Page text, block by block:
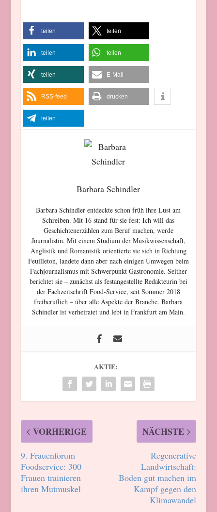
teilen teilen
teilen teilen
teilen E-Mail
RSS-feed drucken
teilen
Barbara Schindler
Barbara Schindler entdeckte schon früh ihre Lust am
Schreiben. Mit 16 stand für sie fest: Ich will das
Geschichtenerzählen zum Beruf machen, werde
Journalistin. Mit einem Studium der Musikwissenschaft,
Anglistik und Romanistik orientierte sie sich in Richtung
Feuilleton, landete dann aber nach einigen Umwegen beim
Fachjournalismus mit Schwerpunkt Gastronomie. Seither
berichtet sie – zunächst als festangestellte Redakteurin bei
der Fachzeitschrift Food-Service, seit Sommer 2018
freiberuflich – über alle Aspekte der Branche. Barbara
Schindler ist verheiratet und lebt in Frankfurt am Main.
AKTIE:
VORHERIGE
9. Frauenforum
Foodservice: 300
Frauen trainieren
ihren Mutmuskel
NÄCHSTE
Regenerative
Landwirtschaft:
Boden gut machen im
Kampf gegen den
Klimawandel